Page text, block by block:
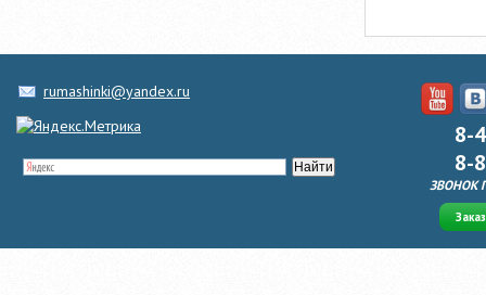
rumashinki@yandex.ru
8-
8-
ЗВОНОК